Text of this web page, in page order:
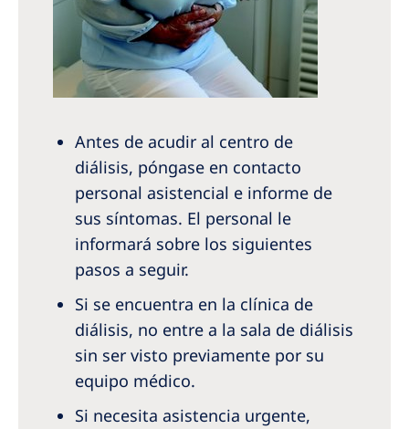
Antes de acudir al centro de
diálisis, póngase en contacto
personal asistencial e informe de
sus síntomas. El personal le
informará sobre los siguientes
pasos a seguir.
Si se encuentra en la clínica de
diálisis, no entre a la sala de diálisis
sin ser visto previamente por su
equipo médico.
Si necesita asistencia urgente,